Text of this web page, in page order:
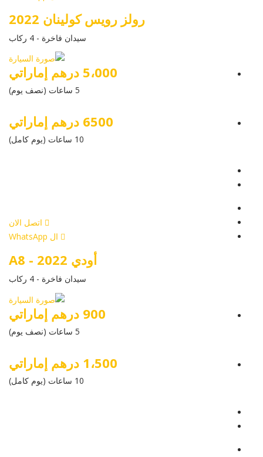
رولز رويس كولينان 2022
سيدان فاخرة - 4 ركاب
5،000 درهم إماراتي
5 ساعات (نصف يوم)
6500 درهم إماراتي
10 ساعات (يوم كامل)
اتصل الان
ال WhatsApp
أودي A8 - 2022
سيدان فاخرة - 4 ركاب
900 درهم إماراتي
5 ساعات (نصف يوم)
1،500 درهم إماراتي
10 ساعات (يوم كامل)